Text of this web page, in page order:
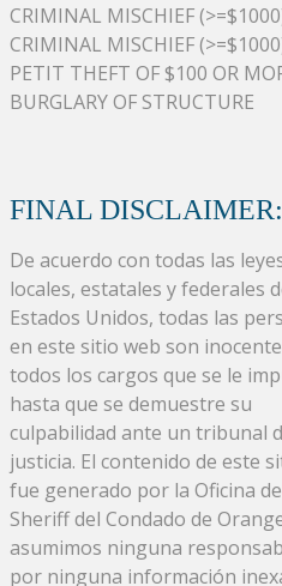
CRIMINAL MISCHIEF
CRIMINAL MISCHIEF
PETIT THEFT OF $100 OR
BURGLARY OF STRUCTURE
FINAL DISCLAIMER:
De acuerdo con todas las
locales, estatales y federales
Estados Unidos, todas las
en este sitio web son
todos los cargos que se le
hasta que se demuestre su
culpabilidad ante un tribunal
justicia. El contenido de este
fue generado por la Oficina
Sheriff del Condado de
asumimos ninguna
por ninguna información